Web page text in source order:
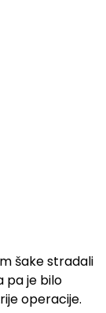
šake stradali
pa je bilo
operacije.